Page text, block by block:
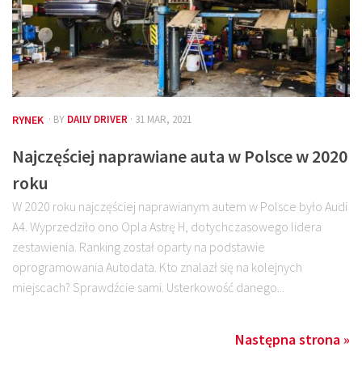
RYNEK · BY DAILY DRIVER · 31 MAR, 2021
Najczęściej naprawiane auta w Polsce w 2020
roku
W 2020 roku najczęściej naprawianym autem w Polsce było Audi
A4. Wyprzedziło ono Opla Astrę H, dotychczasowego lidera
zestawienia. Ranking został oparty na podstawie
oprogramowania Autodata. Kto znalazł się na kolejnych
miejscach? Sprawdźcie sami. Usterkowość danego...
Następna strona »